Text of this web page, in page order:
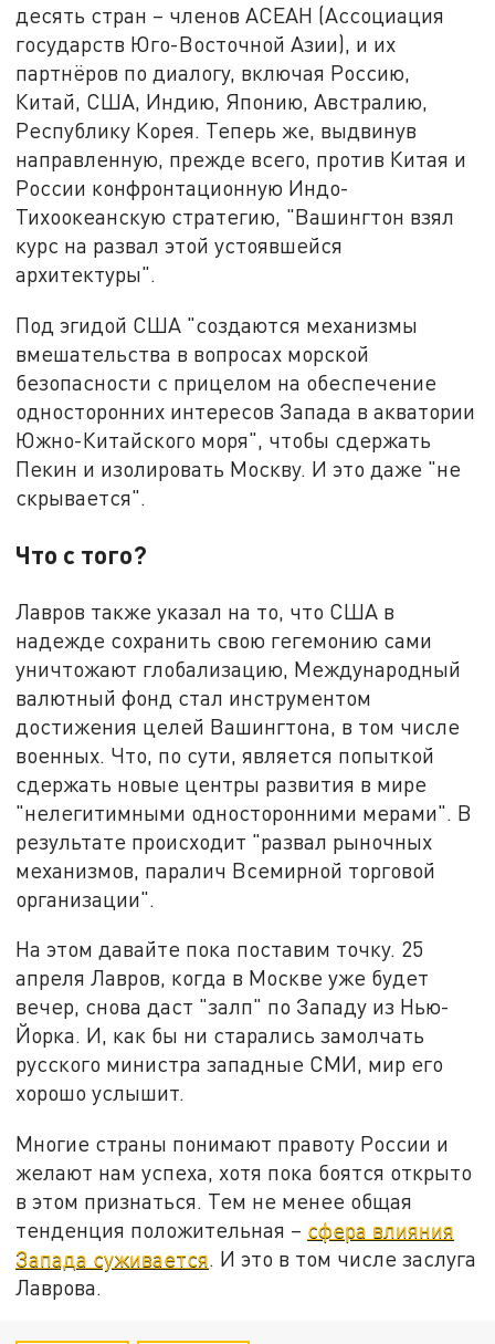
десять стран – членов АСЕАН (Ассоциация
государств Юго-Восточной Азии), и их
партнёров по диалогу, включая Россию,
Китай, США, Индию, Японию, Австралию,
Республику Корея. Теперь же, выдвинув
направленную, прежде всего, против Китая и
России конфронтационную Индо-
Тихоокеанскую стратегию, "Вашингтон взял
курс на развал этой устоявшейся
архитектуры".
Под эгидой США "создаются механизмы
вмешательства в вопросах морской
безопасности с прицелом на обеспечение
односторонних интересов Запада в акватории
Южно-Китайского моря", чтобы сдержать
Пекин и изолировать Москву. И это даже "не
скрывается".
Что с того?
Лавров также указал на то, что США в
надежде сохранить свою гегемонию сами
уничтожают глобализацию, Международный
валютный фонд стал инструментом
достижения целей Вашингтона, в том числе
военных. Что, по сути, является попыткой
сдержать новые центры развития в мире
"нелегитимными односторонними мерами". В
результате происходит "развал рыночных
механизмов, паралич Всемирной торговой
организации".
На этом давайте пока поставим точку. 25
апреля Лавров, когда в Москве уже будет
вечер, снова даст "залп" по Западу из Нью-
Йорка. И, как бы ни старались замолчать
русского министра западные СМИ, мир его
хорошо услышит.
Многие страны понимают правоту России и
желают нам успеха, хотя пока боятся открыто
в этом признаться. Тем не менее общая
тенденция положительная – сфера влияния
Запада суживается. И это в том числе заслуга
Лаврова.